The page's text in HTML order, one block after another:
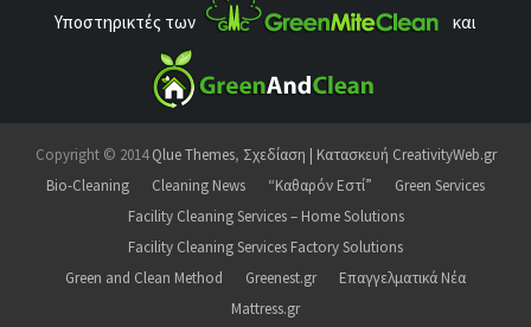
Υποστηρικτές των και
Copyright © 2014Qlue Themes, Σχεδίαση | Κατασκευή CreativityWeb.gr
Bio-Cleaning
Cleaning News “Καθαρόν Εστί”
Green Services
Facility Cleaning Services – Home Solutions
Facility Cleaning Services Factory Solutions
Green and Clean Method
Greenest.gr
Επαγγελματικά Νέα
Mattress.gr